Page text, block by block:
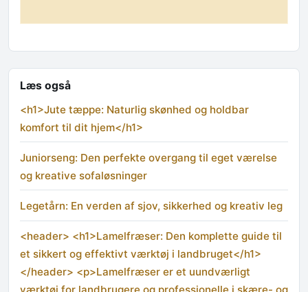
Læs også
<h1>Jute tæppe: Naturlig skønhed og holdbar
komfort til dit hjem</h1>
Juniorseng: Den perfekte overgang til eget værelse
og kreative sofaløsninger
Legetårn: En verden af sjov, sikkerhed og kreativ leg
<header> <h1>Lamelfræser: Den komplette guide til
et sikkert og effektivt værktøj i landbruget</h1>
</header> <p>Lamelfræser er et uundværligt